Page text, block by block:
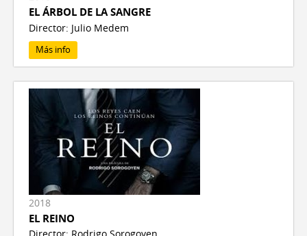
EL ÁRBOL DE LA SANGRE
Director: Julio Medem
Más info
2018
EL REINO